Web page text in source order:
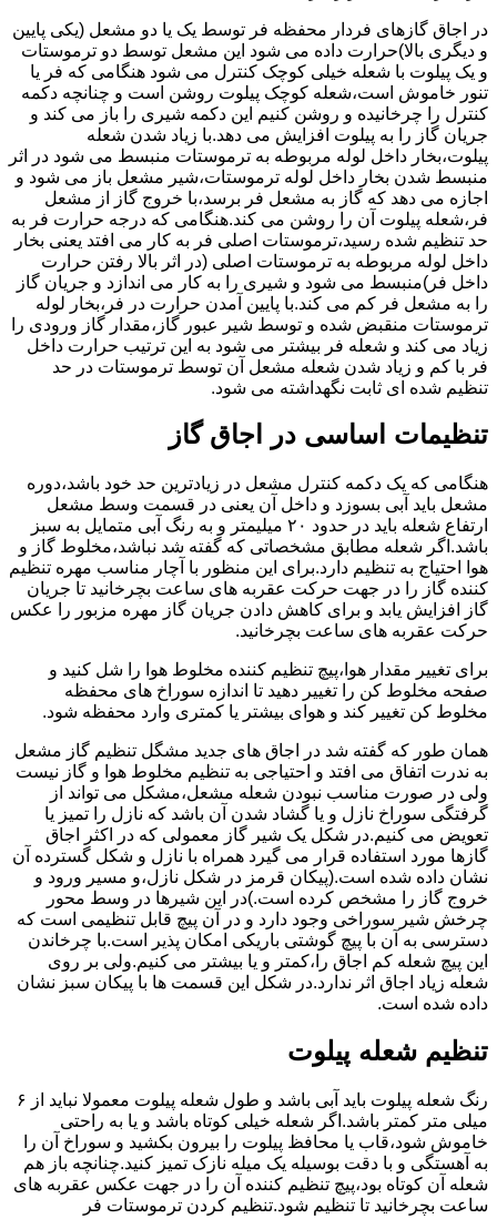
در اجاق گازهای فردار محفظه فر توسط یک یا دو مشعل (یکی پایین
و دیگری بالا)حرارت داده می شود این مشعل توسط دو ترموستات
و یک پیلوت با شعله خیلی کوچک کنترل می شود هنگامی که فر یا
تنور خاموش است،شعله کوچک پیلوت روشن است و چنانچه دکمه
کنترل را چرخانیده و روشن کنیم این دکمه شیری را باز می کند و
جریان گاز را به پیلوت افزایش می دهد.با زیاد شدن شعله
پیلوت،بخار داخل لوله مربوطه به ترموستات منبسط می شود در اثر
منبسط شدن بخار داخل لوله ترموستات،شیر مشعل باز می شود و
اجازه می دهد که گاز به مشعل فر برسد،با خروج گاز از مشعل
فر،شعله پیلوت آن را روشن می کند.هنگامی که درجه حرارت فر به
حد تنظیم شده رسید،ترموستات اصلی فر به کار می افتد یعنی بخار
داخل لوله مربوطه به ترموستات اصلی (در اثر بالا رفتن حرارت
داخل فر)منبسط می شود و شیری را به کار می اندازد و جریان گاز
را به مشعل فر کم می کند.با پایین آمدن حرارت در فر،بخار لوله
ترموستات منقبض شده و توسط شیر عبور گاز،مقدار گاز ورودی را
زیاد می کند و شعله فر بیشتر می شود به این ترتیب حرارت داخل
فر با کم و زیاد شدن شعله مشعل آن توسط ترموستات در حد
تنظیم شده ای ثابت نگهداشته می شود.
تنظیمات اساسی در اجاق گاز
هنگامی که یک دکمه کنترل مشعل در زیادترین حد خود باشد،دوره
مشعل باید آبی بسوزد و داخل آن یعنی در قسمت وسط مشعل
ارتفاع شعله باید در حدود ۲۰ میلیمتر و به رنگ آبی متمایل به سبز
باشد.اگر شعله مطابق مشخصاتی که گفته شد نباشد،مخلوط گاز و
هوا احتیاج به تنظیم دارد.برای این منظور با آچار مناسب مهره تنظیم
کننده گاز را در جهت حرکت عقربه های ساعت بچرخانید تا جریان
گاز افزایش یابد و برای کاهش دادن جریان گاز مهره مزبور را عکس
حرکت عقربه های ساعت بچرخانید.
برای تغییر مقدار هوا،پیچ تنظیم کننده مخلوط هوا را شل کنید و
صفحه مخلوط کن را تغییر دهید تا اندازه سوراخ های محفظه
مخلوط کن تغییر کند و هوای بیشتر یا کمتری وارد محفظه شود.
همان طور که گفته شد در اجاق های جدید مشگل تنظیم گاز مشعل
به ندرت اتفاق می افتد و احتیاجی به تنظیم مخلوط هوا و گاز نیست
ولی در صورت مناسب نبودن شعله مشعل،مشکل می تواند از
گرفتگی سوراخ نازل و یا گشاد شدن آن باشد که نازل را تمیز یا
تعویض می کنیم.در شکل یک شیر گاز معمولی که در اکثر اجاق
گازها مورد استفاده قرار می گیرد همراه با نازل و شکل گسترده آن
نشان داده شده است.(پیکان قرمز در شکل نازل،و مسیر ورود و
خروج گاز را مشخص کرده است.)در این شیرها در وسط محور
چرخش شیر سوراخی وجود دارد و در آن پیچ قابل تنظیمی است که
دسترسی به آن با پیچ گوشتی باریکی امکان پذیر است.با چرخاندن
این پیچ شعله کم اجاق را،کمتر و یا بیشتر می کنیم.ولی بر روی
شعله زیاد اجاق اثر ندارد.در شکل این قسمت ها با پیکان سبز نشان
داده شده است.
تنظیم شعله پیلوت
رنگ شعله پیلوت باید آبی باشد و طول شعله پیلوت معمولا نباید از ۶
میلی متر کمتر باشد.اگر شعله خیلی کوتاه باشد و یا به راحتی
خاموش شود،قاب یا محافظ پیلوت را بیرون بکشید و سوراخ آن را
به آهستگی و با دقت بوسیله یک میله نازک تمیز کنید.چنانچه باز هم
شعله آن کوتاه بود،پیچ تنظیم کننده آن را در جهت عکس عقربه های
ساعت بچرخانید تا تنظیم شود.تنظیم کردن ترموستات فر